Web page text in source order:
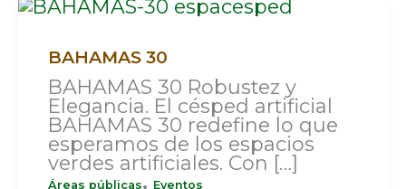
BAHAMAS 30
BAHAMAS 30 Robustez y
Elegancia. El césped artificial
BAHAMAS 30 redefine lo que
esperamos de los espacios
verdes artificiales. Con […]
Áreas públicas, Eventos